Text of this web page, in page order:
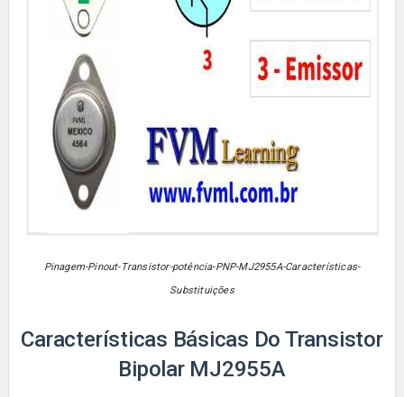
Pinagem-Pinout-Transistor-potência-PNP-MJ2955A-Características-
Substituições
Características Básicas Do Transistor
Bipolar MJ2955A